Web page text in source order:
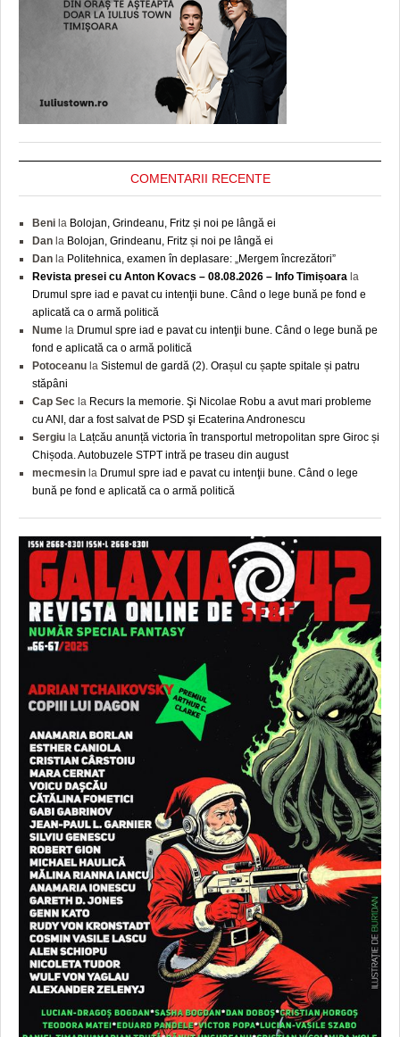
COMENTARII RECENTE
Beni la Bolojan, Grindeanu, Fritz și noi pe lângă ei
Dan la Bolojan, Grindeanu, Fritz și noi pe lângă ei
Dan la Politehnica, examen în deplasare: „Mergem încrezători”
Revista presei cu Anton Kovacs – 08.08.2026 – Info Timișoara la
Drumul spre iad e pavat cu intenţii bune. Când o lege bună pe fond e
aplicată ca o armă politică
Nume la Drumul spre iad e pavat cu intenţii bune. Când o lege bună pe
fond e aplicată ca o armă politică
Potoceanu la Sistemul de gardă (2). Orașul cu șapte spitale și patru
stăpâni
Cap Sec la Recurs la memorie. Şi Nicolae Robu a avut mari probleme
cu ANI, dar a fost salvat de PSD şi Ecaterina Andronescu
Sergiu la Lațcău anunță victoria în transportul metropolitan spre Giroc și
Chișoda. Autobuzele STPT intră pe traseu din august
mecmesin la Drumul spre iad e pavat cu intenţii bune. Când o lege
bună pe fond e aplicată ca o armă politică